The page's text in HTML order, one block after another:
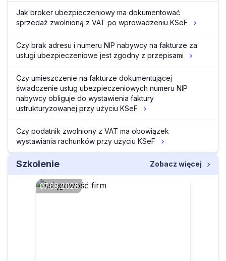
Jak broker ubezpieczeniowy ma dokumentować
sprzedaż zwolnioną z VAT po wprowadzeniu KSeF
Czy brak adresu i numeru NIP nabywcy na fakturze za
usługi ubezpieczeniowe jest zgodny z przepisami
Czy umieszczenie na fakturze dokumentującej
świadczenie usług ubezpieczeniowych numeru NIP
nabywcy obliguje do wystawienia faktury
ustrukturyzowanej przy użyciu KSeF
Czy podatnik zwolniony z VAT ma obowiązek
wystawiania rachunków przy użyciu KSeF
Szkolenie Zobacz więcej
07.08.2026